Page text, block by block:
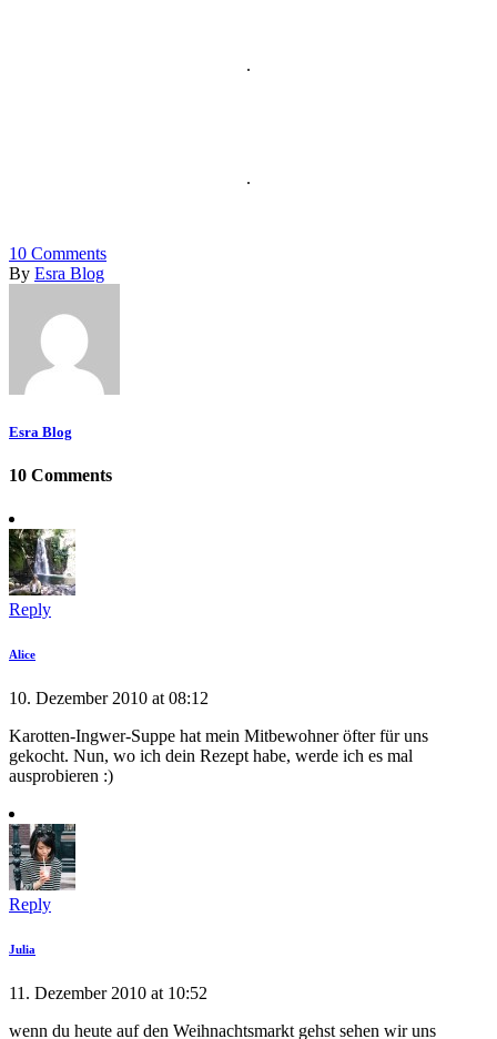
.
.
10 Comments
By Esra Blog
Esra Blog
10 Comments
Reply
Alice
10. Dezember 2010 at 08:12
Karotten-Ingwer-Suppe hat mein Mitbewohner öfter für uns
gekocht. Nun, wo ich dein Rezept habe, werde ich es mal
ausprobieren :)
Reply
Julia
11. Dezember 2010 at 10:52
wenn du heute auf den Weihnachtsmarkt gehst sehen wir uns